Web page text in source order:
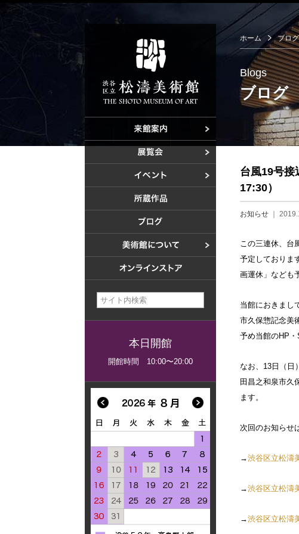
ご利用案内
アクセス
これからの展覧会
過去の展覧会
これからのイベント
過去のイベント
設計者 白井晟一
建設計画から開館ま
事業記録
本日開館
開館時間 10:00〜20:00
ホーム ブログ
Blogs
ブログ
台風19号接
17:30）
お知らせ ｜
この三連休、台
予定しておりま
画運休」なども
当館におきまし
市久保惣記念美
予め当館のHP
なお、13日（日
田昌之和泉市久
ます。
次回のお知らせ
→渋谷区立松濤
→渋谷区立松濤
→渋谷区立松濤